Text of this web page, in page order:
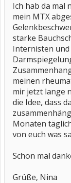
Ich hab da mal
mein MTX
starke
Internisten
meinen
mir jetzt lange
die Idee, dass
Monaten
von euch was
Schon mal
Grüße, Nina